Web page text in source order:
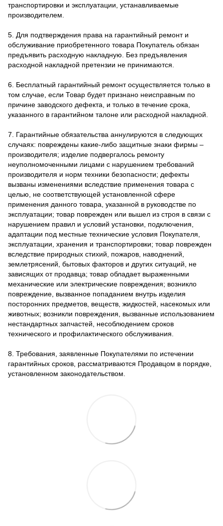
транспортировки и эксплуатации, устанавливаемые
производителем.
5. Для подтверждения права на гарантийный ремонт и
обслуживание приобретенного товара Покупатель обязан
предъявить расходную накладную. Без предъявления
расходной накладной претензии не принимаются.
6. Бесплатный гарантийный ремонт осуществляется только в
том случае, если Товар будет признано неисправным по
причине заводского дефекта, и только в течение срока,
указанного в гарантийном талоне или расходной накладной.
7. Гарантийные обязательства аннулируются в следующих
случаях: повреждены какие-либо защитные знаки фирмы –
производителя; изделие подвергалось ремонту
неуполномоченными лицами с нарушением требований
производителя и норм техники безопасности; дефекты
вызваны изменениями вследствие применения товара с
целью, не соответствующей установленной сфере
применения данного товара, указанной в руководстве по
эксплуатации; товар поврежден или вышел из строя в связи с
нарушением правил и условий установки, подключения,
адаптации под местные технические условия Покупателя,
эксплуатации, хранения и транспортировки; товар поврежден
вследствие природных стихий, пожаров, наводнений,
землетрясений, бытовых факторов и других ситуаций, не
зависящих от продавца; товар обладает выраженными
механические или электрические повреждения; возникло
повреждение, вызванное попаданием внутрь изделия
посторонних предметов, веществ, жидкостей, насекомых или
животных; возникли повреждения, вызванные использованием
нестандартных запчастей, несоблюдением сроков
технического и профилактического обслуживания.
8. Требования, заявленные Покупателями по истечении
гарантийных сроков, рассматриваются Продавцом в порядке,
установленном законодательством.